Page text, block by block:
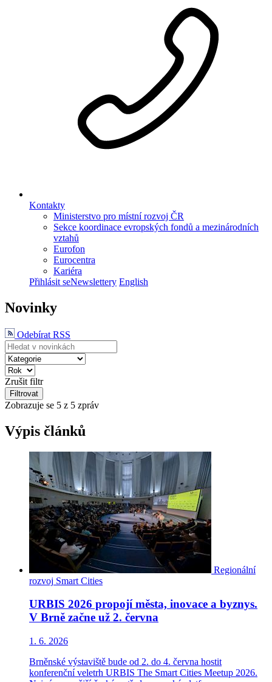
Kontakty
Ministerstvo pro místní rozvoj ČR
Sekce koordinace evropských fondů a mezinárodních
vztahů
Eurofon
Eurocentra
Kariéra
Přihlásit seNewslettery English
Novinky
Odebírat RSS
Zrušit filtr
Filtrovat
Zobrazuje se 5 z 5 zpráv
Výpis článků
Regionální
rozvoj Smart Cities
URBIS 2026 propojí města, inovace a byznys.
V Brně začne už 2. června
1. 6. 2026
Brněnské výstaviště bude od 2. do 4. června hostit
konferenční veletrh URBIS The Smart Cities Meetup 2026.